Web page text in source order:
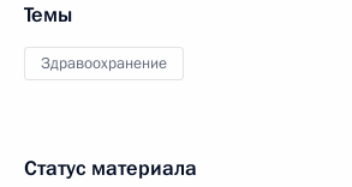
Темы
Здравоохранение
Статус материала